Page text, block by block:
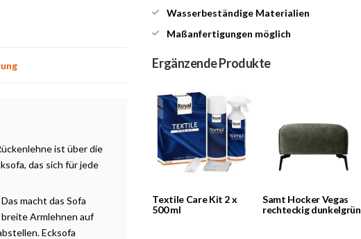
Wasserbeständige Materialien
Maßanfertigungen möglich
ist über die
das sich für jede
macht das Sofa
Armlehnen auf
Ecksofa
Ergänzende Produkte
Textile Care Kit 2 x
500 ml
Samt Hocker Vegas
rechteckig dunkelgrün